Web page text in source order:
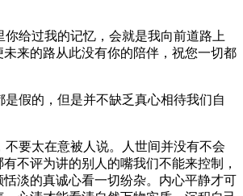
你给过我的记忆，会就是我向前道路上
来的路从此没有你的陪伴，祝您一切都
是假的，但是并不缺乏真心相待我们自
不要太在意被人说。人世间并没有不会
不评为讲的别人的嘴我们不能来控制，
淡的真诚心看一切纷杂。内心平静才可